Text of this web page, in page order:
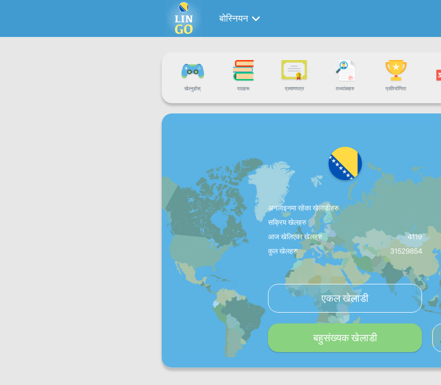
बोस्नियन
खेल्नुहोस् पाठहरू प्रमाणपत्र तथ्यांकहरु प्रतियोगिता
अनलाइनमा रहेका खेलाडीहरु
सक्रिय खेलहरु
आज खेलिएका खेलहरु
4119
कुल खेलहरु
31529854
एकल खेलाडी
बहुसंख्यक खेलाडी